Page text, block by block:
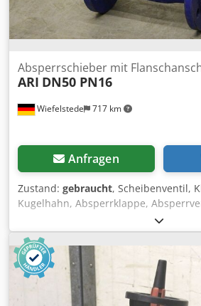
Wiefelstede 717 km
Absperrschieber mit
ARI DN50 PN16
Anfragen
Zustand: gebraucht, Scheibenventil,
Kugelhahn, Absperrklappe,
Alod I I Hxsrjha -ohne: Antrieb -
230 mm -Nenndruck: PN16 -
mm -Gewicht: 10,2 kg